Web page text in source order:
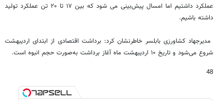
عملکرد داشتیم اما امسال پیش‌بینی می شود که بین ۱۷ تا ۲۰ تن عملکرد تولید
داشته باشیم.
مدیرجهاد کشاورزی بابلسر خاطرنشان کرد: برداشت اقتصادی از ابتدای اردیبهشت
شروع می‌شود و تاریخ ۱۰ اردیبهشت ماه آغاز برداشت به‌صورت حجم انبوه است.
48